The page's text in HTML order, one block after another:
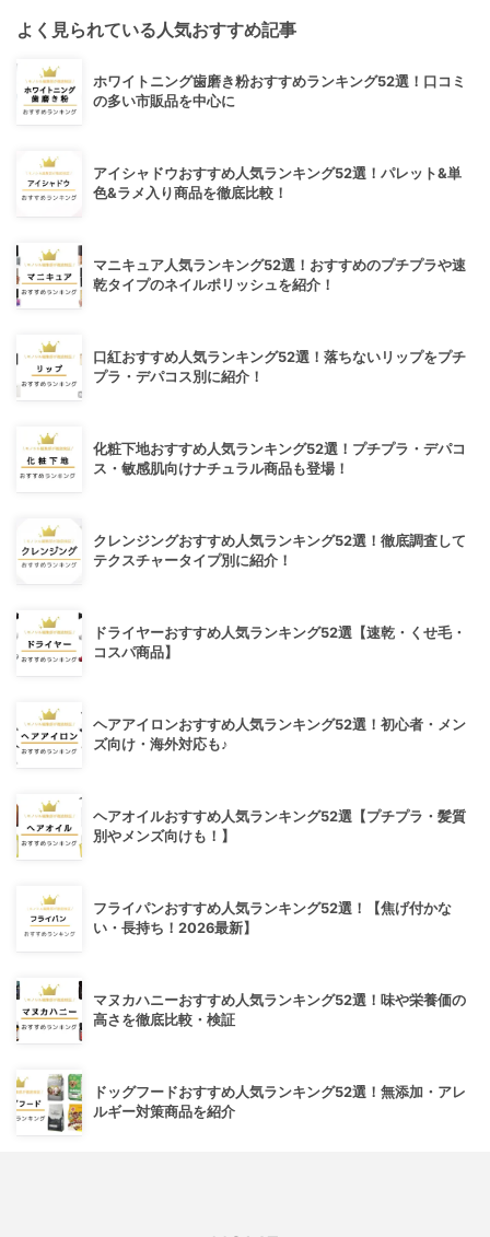
よく見られている人気おすすめ記事
ホワイトニング歯磨き粉おすすめランキング52選！口コミ
の多い市販品を中心に
アイシャドウおすすめ人気ランキング52選！パレット&単
色&ラメ入り商品を徹底比較！
マニキュア人気ランキング52選！おすすめのプチプラや速
乾タイプのネイルポリッシュを紹介！
口紅おすすめ人気ランキング52選！落ちないリップをプチ
プラ・デパコス別に紹介！
化粧下地おすすめ人気ランキング52選！プチプラ・デパコ
ス・敏感肌向けナチュラル商品も登場！
クレンジングおすすめ人気ランキング52選！徹底調査して
テクスチャータイプ別に紹介！
ドライヤーおすすめ人気ランキング52選【速乾・くせ毛・
コスパ商品】
ヘアアイロンおすすめ人気ランキング52選！初心者・メン
ズ向け・海外対応も♪
ヘアオイルおすすめ人気ランキング52選【プチプラ・髪質
別やメンズ向けも！】
フライパンおすすめ人気ランキング52選！【焦げ付かな
い・長持ち！2026最新】
マヌカハニーおすすめ人気ランキング52選！味や栄養価の
高さを徹底比較・検証
ドッグフードおすすめ人気ランキング52選！無添加・アレ
ルギー対策商品を紹介